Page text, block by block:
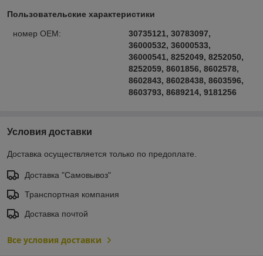
Пользовательские характеристики
номер OEM:
30735121, 30783097,
36000532, 36000533,
36000541, 8252049, 8252050,
8252059, 8601856, 8602578,
8602843, 86028438, 8603596,
8603793, 8689214, 9181256
Условия доставки
Доставка осуществляется только по предоплате.
Доставка "Самовывоз"
Транспортная компания
Доставка почтой
Все условия доставки